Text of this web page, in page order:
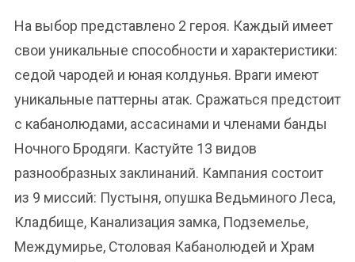
На выбор представлено 2 героя. Каждый имеет
свои уникальные способности и характеристики:
седой чародей и юная колдунья. Враги имеют
уникальные паттерны атак. Сражаться предстоит
с кабанолюдами, ассасинами и членами банды
Ночного Бродяги. Кастуйте 13 видов
разнообразных заклинаний. Кампания состоит
из 9 миссий: Пустыня, опушка Ведьминого Леса,
Кладбище, Канализация замка, Подземелье,
Междумирье, Столовая Кабанолюдей и Храм